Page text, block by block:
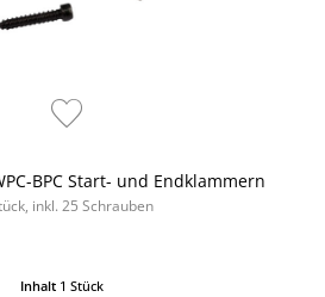
BPC Start- und Endklammern
inkl. 25 Schrauben
Inhalt 1 Stück